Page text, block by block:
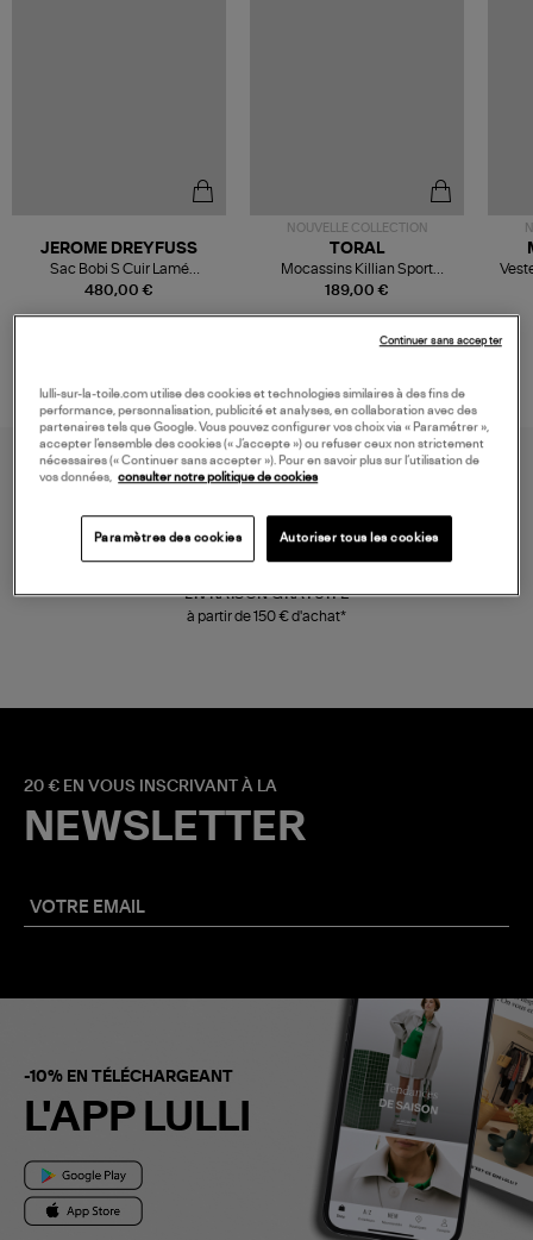
480,00 €
JEROME DREYFUSS
Sac Bobi S Cuir Lamé
Champagne
NOUVELLE COLLECTION
189,00 €
TORAL
Mocassins Killian Sport
Mousse
LIVRAISON GRATUITE
à partir de 150 € d'achat*
20 € EN VOUS INSCRIVANT À LA
NEWSLETTER
-10% EN TÉLÉCHARGEANT
L'APP LULLI
lulli-sur-la-toile.com utilise des cookies et technologies similaires à des fins de
performance, personnalisation, publicité et analyses, en collaboration avec des
partenaires tels que Google. Vous pouvez configurer vos choix via « Paramétrer »,
accepter l’ensemble des cookies (« J’accepte ») ou refuser ceux non strictement
nécessaires (« Continuer sans accepter »). Pour en savoir plus sur l’utilisation de
vos données, consulter notre politique de cookies
Paramètres des cookies Autoriser tous les cookies
Continuer sans accepter